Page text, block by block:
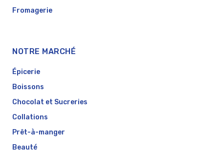
Fromagerie
NOTRE MARCHÉ
Épicerie
Boissons
Chocolat et Sucreries
Collations
Prêt-à-manger
Beauté